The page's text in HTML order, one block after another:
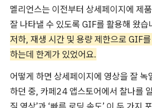
멜리언스는 이전부터 상세페이지에 제
잘 나타낼 수 있도록 GIF를 활용해 왔습
저하, 재생 시간 및 용량 제한으로 GIF
하는데 한계가 있었어요.
어떻게 하면 상세페이지에 영상을 잘 녹
하던 중, 카페24 앱스토어에서 찰나를